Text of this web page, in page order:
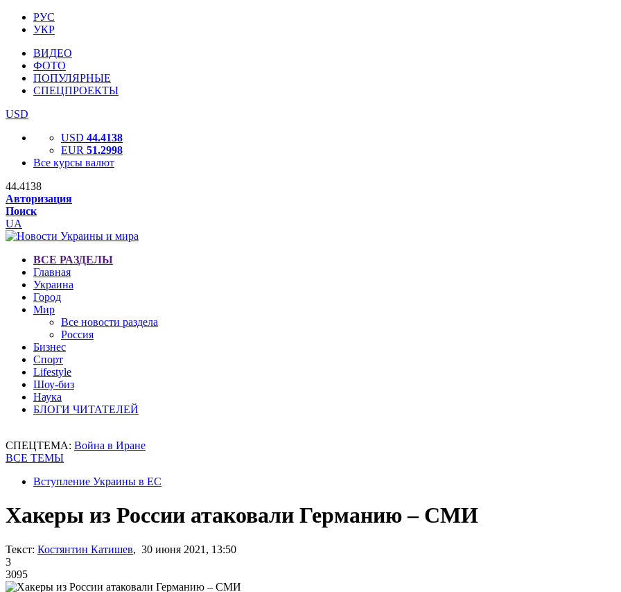
РУС
УКР
ВИДЕО
ФОТО
ПОПУЛЯРНЫЕ
СПЕЦПРОЕКТЫ
USD
USD 44.4138
EUR 51.2998
Все курсы валют
44.4138
Авторизация
Поиск
UA
ВСЕ РАЗДЕЛЫ
Главная
Украина
Город
Мир
Все новости раздела
Россия
Бизнес
Спорт
Lifestyle
Шоу-биз
Наука
БЛОГИ ЧИТАТЕЛЕЙ
СПЕЦТЕМА: Война в Иране
ВСЕ ТЕМЫ
Вступление Украины в ЕС
Хакеры из России атаковали Германию – СМИ
Текст: Костянтин Катишев, 30 июня 2021, 13:50
3
3095